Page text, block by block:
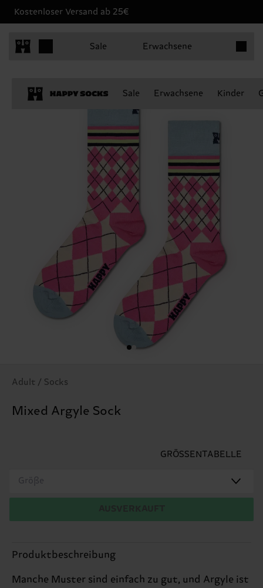
Kostenloser Versand ab 25€
Sale Erwachsene
Sale Erwachsene Kinder
Adult / Socks
Mixed Argyle Sock
GRÖSSENTABELLE
Größe
Produktbeschreibung
Manche Muster sind einfach zu gut, und Argyle ist